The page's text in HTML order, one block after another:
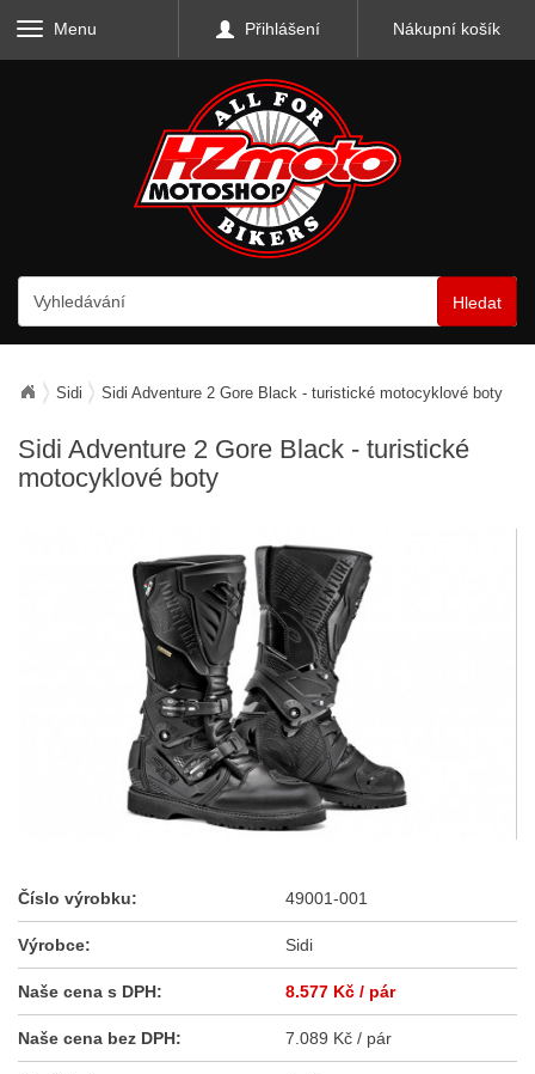
Menu Přihlášení Nákupní košík
Hledat
Sidi Sidi Adventure 2 Gore Black - turistické motocyklové boty
Sidi Adventure 2 Gore Black - turistické
motocyklové boty
Číslo výrobku: 49001-001
Výrobce: Sidi
Naše cena s DPH: 8.577 Kč / pár
Naše cena bez DPH: 7.089 Kč / pár